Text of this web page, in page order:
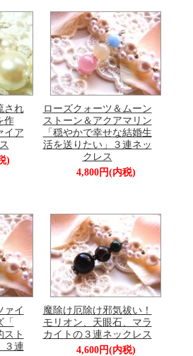
され
作
イア
)
ローズクォーツ＆ムーン
ストーン＆アクアマリン
「穏やかで幸せな結婚生
活を送りたい」３連ネッ
クレス
4,800円(内税)
ァイ
スト
３連
魔除け厄除け邪気祓い！
モリオン、天眼石、マラ
カイトの３連ネックレス
4,600円(内税)